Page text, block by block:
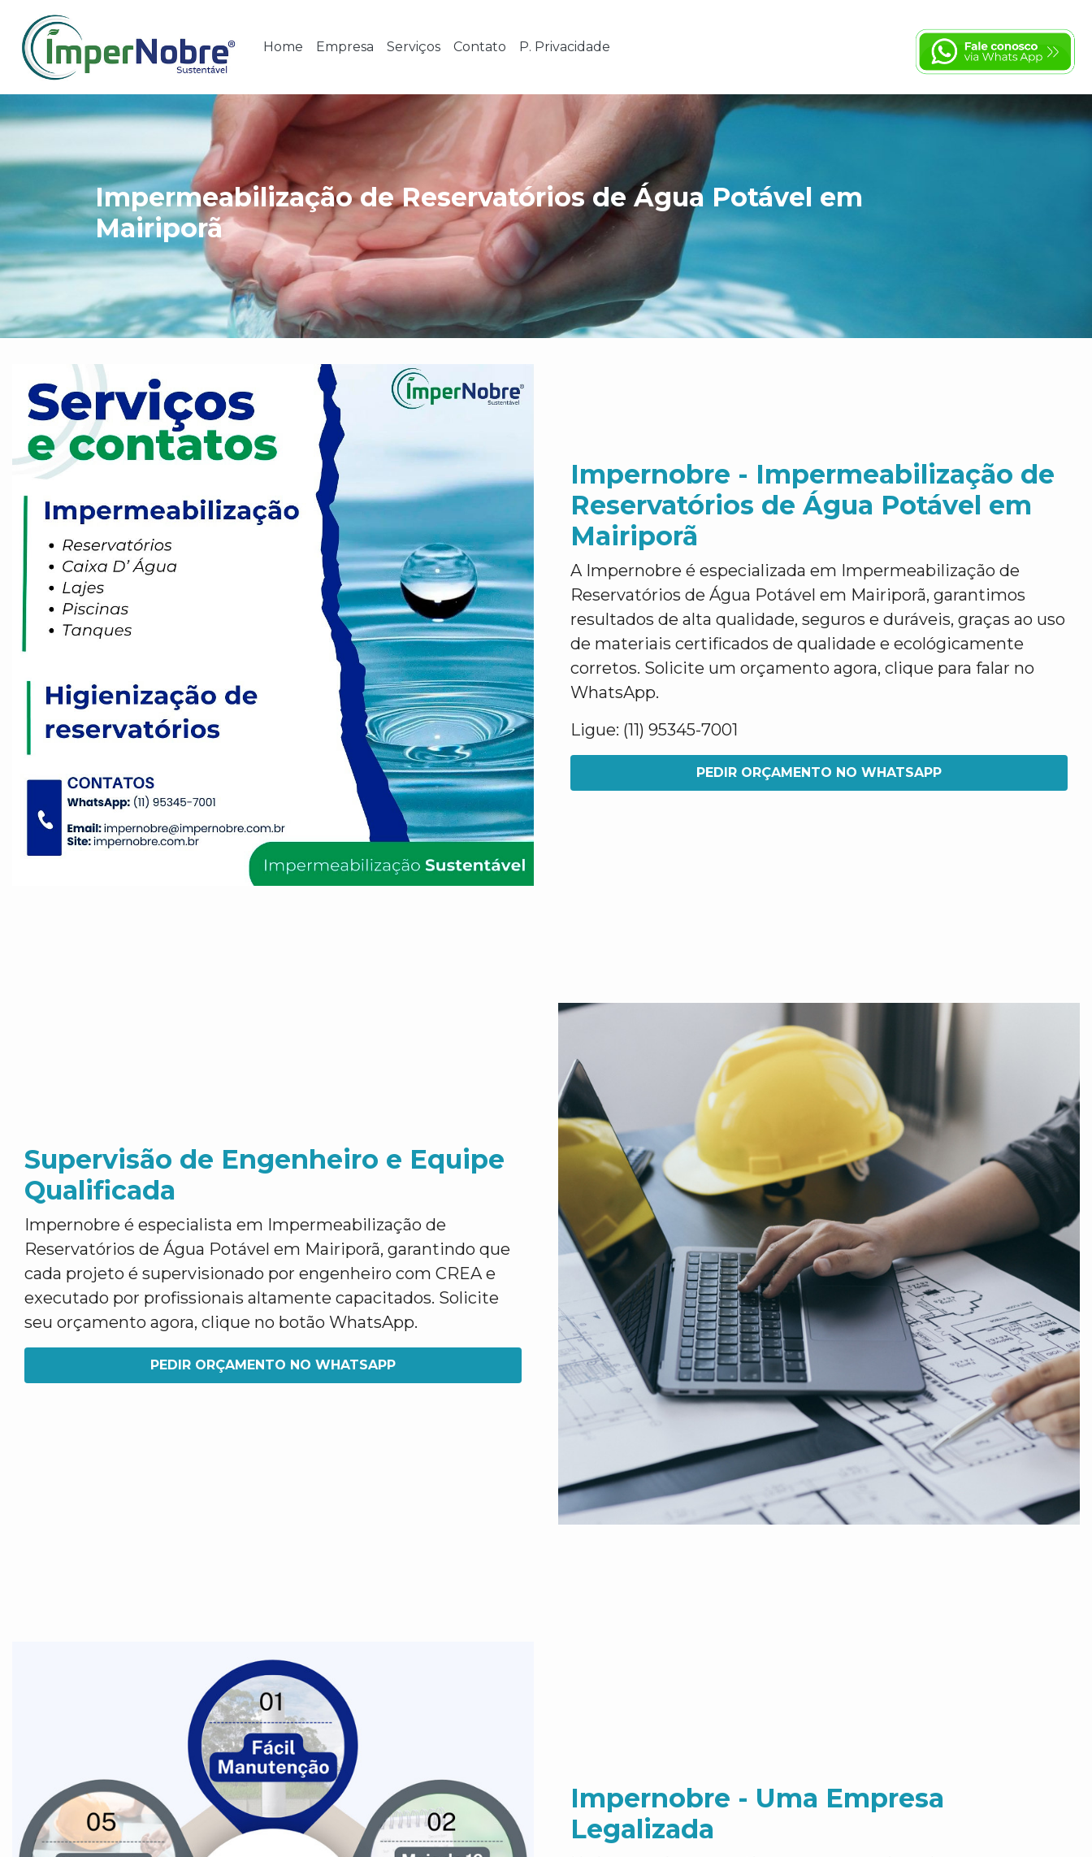
Home Empresa Serviços Contato P. Privacidade
Impermeabilização de Reservatórios de Água Potável em
Mairiporã
Impernobre - Impermeabilização de
Reservatórios de Água Potável em
Mairiporã
A Impernobre é especializada em Impermeabilização de
Reservatórios de Água Potável em Mairiporã, garantimos
resultados de alta qualidade, seguros e duráveis, graças ao uso
de materiais certificados de qualidade e ecológicamente
corretos. Solicite um orçamento agora, clique para falar no
WhatsApp.
Ligue: (11) 95345-7001
PEDIR ORÇAMENTO NO WHATSAPP
Supervisão de Engenheiro e Equipe
Qualificada
Impernobre é especialista em Impermeabilização de
Reservatórios de Água Potável em Mairiporã, garantindo que
cada projeto é supervisionado por engenheiro com CREA e
executado por profissionais altamente capacitados. Solicite
seu orçamento agora, clique no botão WhatsApp.
PEDIR ORÇAMENTO NO WHATSAPP
Impernobre - Uma Empresa
Legalizada